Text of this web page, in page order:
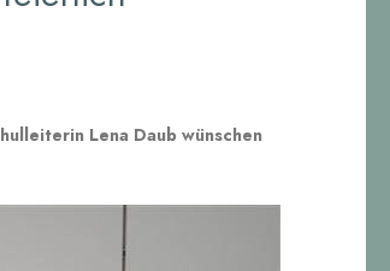
Lena Daub wünschen